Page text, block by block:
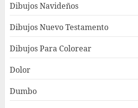
Dibujos Navideños
Dibujos Nuevo Testamento
Dibujos Para Colorear
Dolor
Dumbo